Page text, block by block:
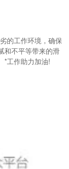
的工作环境，确保
和不平等带来的滑
*工作助力加油!